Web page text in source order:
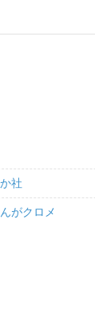
社
がクロメ